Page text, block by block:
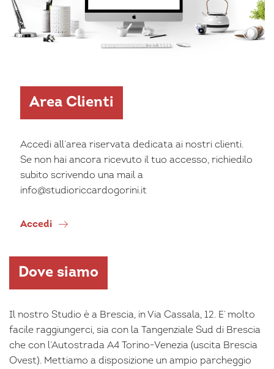
Area Clienti
Accedi all’area riservata dedicata ai nostri clienti.
Se non hai ancora ricevuto il tuo accesso, richiedilo
subito scrivendo una mail a
info@studioriccardogorini.it
Accedi
Dove siamo
Il nostro Studio è a Brescia, in Via Cassala, 12. E’ molto
facile raggiungerci, sia con la Tangenziale Sud di Brescia
che con l’Autostrada A4 Torino-Venezia (uscita Brescia
Ovest). Mettiamo a disposizione un ampio parcheggio